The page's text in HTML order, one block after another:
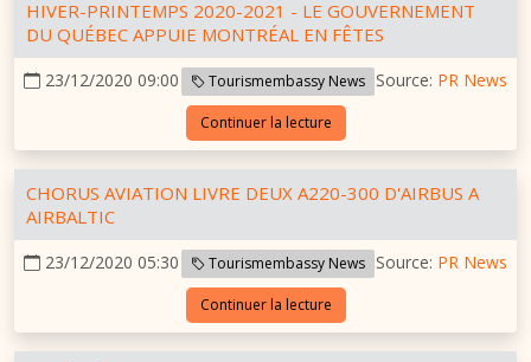
HIVER-PRINTEMPS 2020-2021 - LE GOUVERNEMENT
DU QUÉBEC APPUIE MONTRÉAL EN FÊTES
23/12/2020 09:00 Tourismembassy News Source: PR News
Continuer la lecture
CHORUS AVIATION LIVRE DEUX A220-300 D'AIRBUS A
AIRBALTIC
23/12/2020 05:30 Tourismembassy News Source: PR News
Continuer la lecture